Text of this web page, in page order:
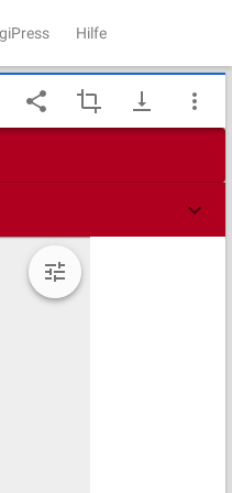
Hilfe